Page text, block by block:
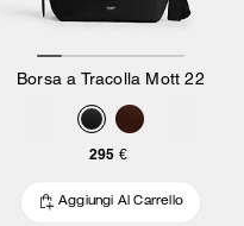
Borsa a Tracolla Mott 22
295 €
Aggiungi Al Carrello